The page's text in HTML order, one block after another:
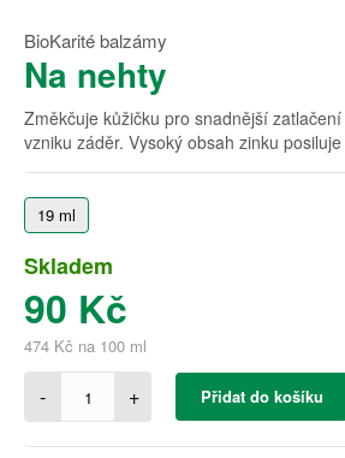
BioKarité balzámy
Na nehty
Změkčuje kůžičku pro snadnější
vzniku záděr. Vysoký obsah zinku
19 ml
Skladem
90 Kč
474 Kč na 100 ml
- + Přidat do košíku